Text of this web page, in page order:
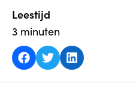
Leestijd
3 minuten